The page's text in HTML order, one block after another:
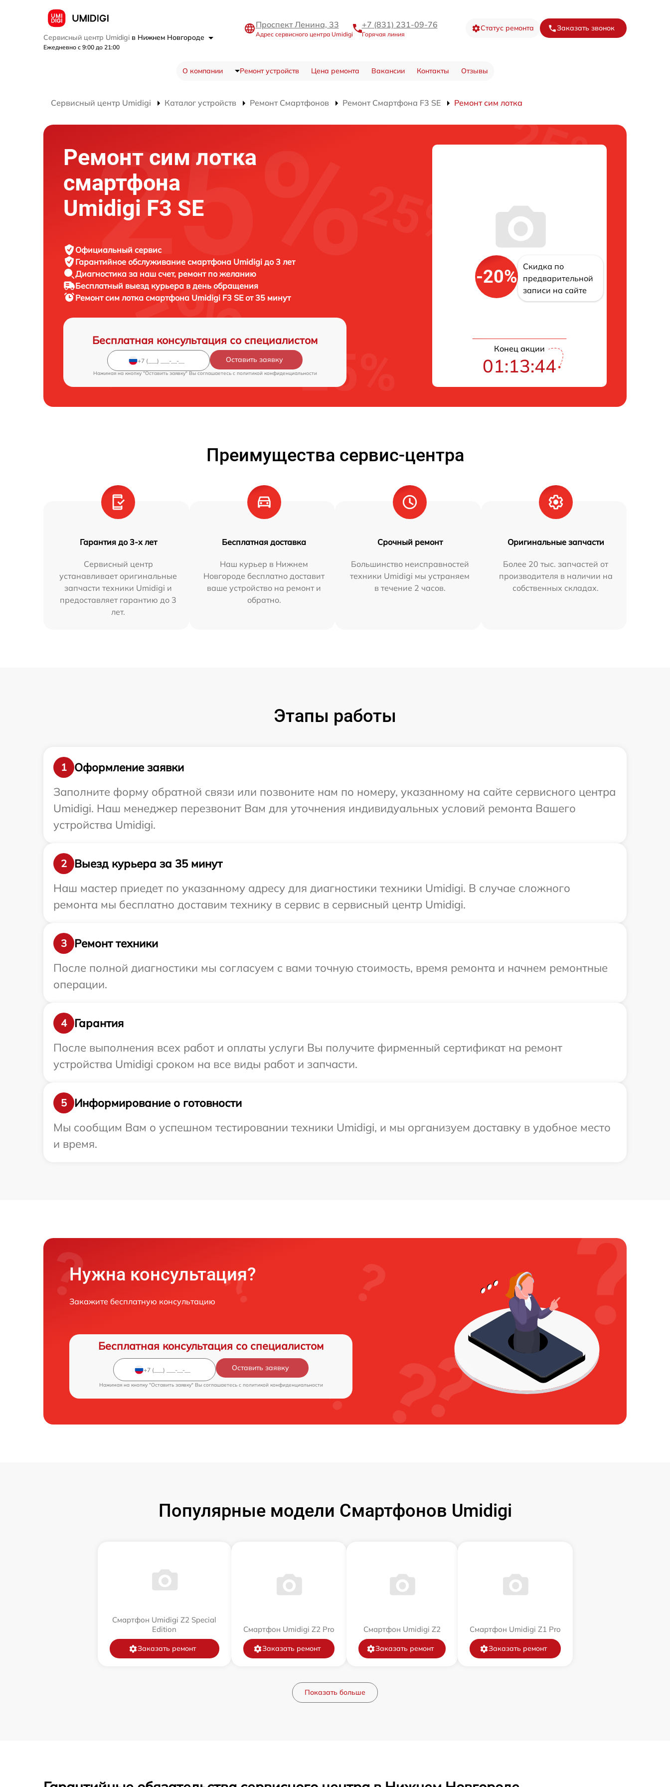
Сервисный центр Umidigi в Нижнем Новгороде
Ежедневно с 9:00 до 21:00
Проспект Ленина, 33
Адрес сервисного центра Umidigi
+7 (831) 231-09-76
Горячая линия
Статус ремонта Заказать звонок
О компании Ремонт устройств Цена ремонта Вакансии Контакты Отзывы
Сервисный центр Umidigi Каталог устройств Ремонт Смартфонов Ремонт Смартфона F3 SE Ремонт сим лотка
Ремонт сим лотка
смартфона
Umidigi F3 SE
Официальный сервис
Гарантийное обслуживание смартфона Umidigi до 3 лет
Диагностика за наш счет, ремонт по желанию
Бесплатный выезд курьера в день обращения
Ремонт сим лотка смартфона Umidigi F3 SE от 35 минут
Бесплатная консультация со специалистом
Оставить заявку
Нажимая на кнопку "Оставить заявку" Вы соглашаетесь c политикой конфиденциальности
-20%
Скидка по
предварительной
записи на сайте
Конец акции
01:13:43
Преимущества сервис-центра
Гарантия до 3-х лет
Сервисный центр
устанавливает оригинальные
запчасти техники Umidigi и
предоставляет гарантию до 3
лет.
Бесплатная доставка
Наш курьер в Нижнем
Новгороде бесплатно доставит
ваше устройство на ремонт и
обратно.
Срочный ремонт
Большинство неисправностей
техники Umidigi мы устраняем
в течение 2 часов.
Оригинальные запчасти
Более 20 тыс. запчастей от
производителя в наличии на
собственных складах.
Этапы работы
1
Оформление заявки
Заполните форму обратной связи или позвоните нам по номеру, указанному на сайте сервисного центра
Umidigi. Наш менеджер перезвонит Вам для уточнения индивидуальных условий ремонта Вашего
устройства Umidigi.
2
Выезд курьера за 35 минут
Наш мастер приедет по указанному адресу для диагностики техники Umidigi. В случае сложного
ремонта мы бесплатно доставим технику в сервис в сервисный центр Umidigi.
3
Ремонт техники
После полной диагностики мы согласуем с вами точную стоимость, время ремонта и начнем ремонтные
операции.
4
Гарантия
После выполнения всех работ и оплаты услуги Вы получите фирменный сертификат на ремонт
устройства Umidigi сроком на все виды работ и запчасти.
5
Информирование о готовности
Мы сообщим Вам о успешном тестировании техники Umidigi, и мы организуем доставку в удобное место
и время.
Нужна консультация?
Закажите бесплатную консультацию
Бесплатная консультация со специалистом
Оставить заявку
Нажимая на кнопку "Оставить заявку" Вы соглашаетесь c политикой конфиденциальности
Популярные модели Смартфонов Umidigi
Смартфон Umidigi Z2 Special
Edition
Заказать ремонт
Смартфон Umidigi Z2 Pro
Заказать ремонт
Смартфон Umidigi Z2
Заказать ремонт
Смартфон Umidigi Z1 Pro
Заказать ремонт
Показать больше